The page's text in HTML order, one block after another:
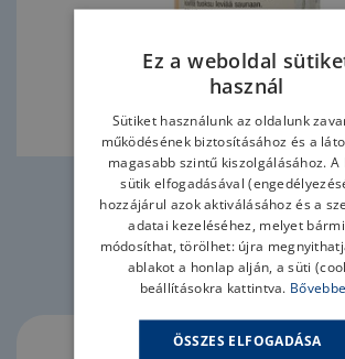
TOVÁBB
Finn füstös szauna olaj
Ez a weboldal
használ
Sütiket használunk az oldalunk
működésének biztosításához és a
magasabb szintű kiszolgálásához.
sütik elfogadásával
hozzájárul azok aktiválásához és a
adatai kezeléséhez, melyet
módosíthat, törölhet: újra
ablakot a honlap alján, a süti
beállításokra kattintva.
ÖSSZES ELFOGADÁSA